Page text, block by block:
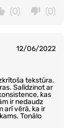
(0)
(0)
12/06/2022
tekstūra.
Salīdzinot ar
kas
ir nedaudz
arī vērā, ka ir
Tonālo